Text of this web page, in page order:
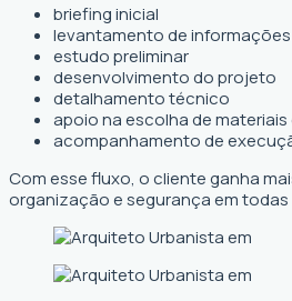
briefing inicial
levantamento de
estudo preliminar
desenvolvimento do projeto
detalhamento técnico
apoio na escolha de
acompanhamento de
Com esse fluxo, o cliente ganha
organização e segurança em todas